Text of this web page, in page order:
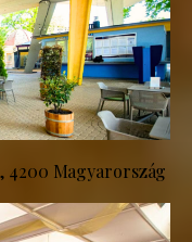
4200 Magyarország